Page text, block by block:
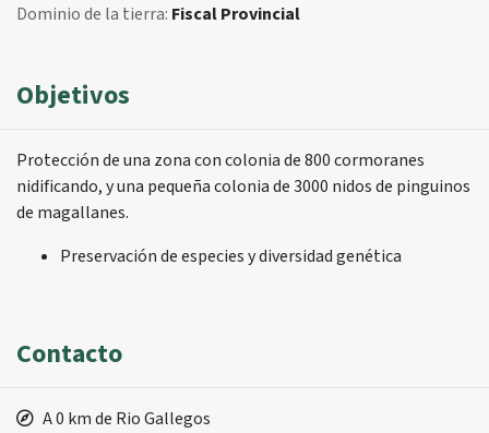
Dominio de la tierra: Fiscal Provincial
Objetivos
Protección de una zona con colonia de 800 cormoranes
nidificando, y una pequeña colonia de 3000 nidos de pinguinos
de magallanes.
Preservación de especies y diversidad genética
Contacto
A 0 km de Rio Gallegos